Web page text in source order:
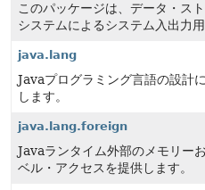
このパッケージは、データ・ス
システムによるシステム入出力
java.lang
Javaプログラミング言語の設計
します。
java.lang.foreign
Javaランタイム外部のメモリー
ベル・アクセスを提供します。